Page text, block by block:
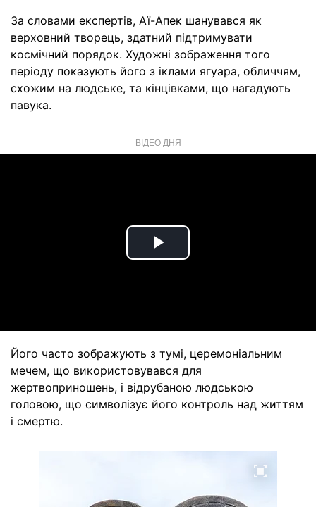
За словами експертів, Аї-Апек шанувався як
верховний творець, здатний підтримувати
космічний порядок. Художні зображення того
періоду показують його з іклами ягуара, обличчям,
схожим на людське, та кінцівками, що нагадують
павука.
ВІДЕО ДНЯ
Play
Його часто зображують з тумі, церемоніальним
мечем, що використовувався для
жертвоприношень, і відрубаною людською
головою, що символізує його контроль над життям
і смертю.